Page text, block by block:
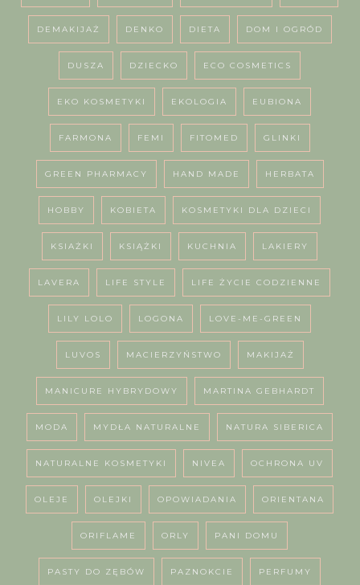
DEMAKIJAŻ DENKO DIETA DOM I OGRÓD
DUSZA DZIECKO ECO COSMETICS
EKO KOSMETYKI EKOLOGIA EUBIONA
FARMONA FEMI FITOMED GLINKI
GREEN PHARMACY HAND MADE HERBATA
HOBBY KOBIETA KOSMETYKI DLA DZIECI
KSIAŻKI KSIĄŻKI KUCHNIA LAKIERY
LAVERA LIFE STYLE LIFE ŻYCIE CODZIENNE
LILY LOLO LOGONA LOVE-ME-GREEN
LUVOS MACIERZYŃSTWO MAKIJAŻ
MANICURE HYBRYDOWY MARTINA GEBHARDT
MODA MYDŁA NATURALNE NATURA SIBERICA
NATURALNE KOSMETYKI NIVEA OCHRONA UV
OLEJE OLEJKI OPOWIADANIA ORIENTANA
ORIFLAME ORLY PANI DOMU
PASTY DO ZĘBÓW PAZNOKCIE PERFUMY